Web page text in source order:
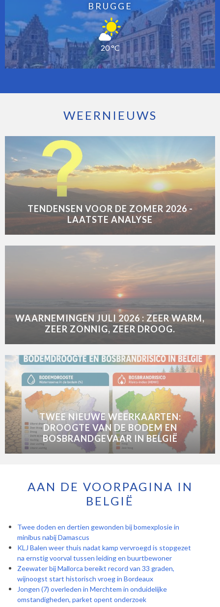
BRUGGE
20 °C
WEERNIEUWS
TENDENSEN VOOR DE ZOMER 2026 -
LAATSTE ANALYSE
WAARNEMINGEN JULI 2026 : ZEER WARM,
ZEER ZONNIG, ZEER DROOG.
TWEE NIEUWE WEERKAARTEN:
DROOGTE VAN DE BODEM EN
BOSBRANDGEVAAR IN BELGIË
AAN DE VOORPAGINA IN
BELGIË
Twee doden en dertien gewonden bij bomexplosie in
minibus nabij Damascus
KLJ Balen weer thuis nadat kamp vervroegd is stopgezet
na ernstig voorval tussen leiding en buurtbewoner
Zeewater bij Mallorca bereikt record van 33 graden,
wijnoogst start historisch vroeg in Bordeaux
Jongen (7) overleden in Merchtem in onduidelijke
omstandigheden, parket opent onderzoek